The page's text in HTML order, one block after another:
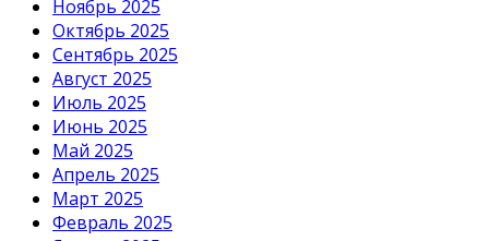
Ноябрь 2025
Октябрь 2025
Сентябрь 2025
Август 2025
Июль 2025
Июнь 2025
Май 2025
Апрель 2025
Март 2025
Февраль 2025